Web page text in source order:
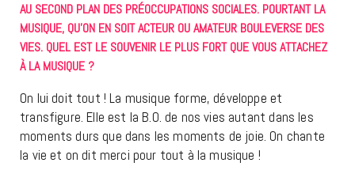
AU SECOND PLAN DES PRÉOCCUPATIONS SOCIALES. POURTANT LA
MUSIQUE, QU’ON EN SOIT ACTEUR OU AMATEUR BOULEVERSE DES
VIES. QUEL EST LE SOUVENIR LE PLUS FORT QUE VOUS ATTACHEZ
À LA MUSIQUE ?
On lui doit tout ! La musique forme, développe et
transfigure. Elle est la B.O. de nos vies autant dans les
moments durs que dans les moments de joie. On chante
la vie et on dit merci pour tout à la musique !